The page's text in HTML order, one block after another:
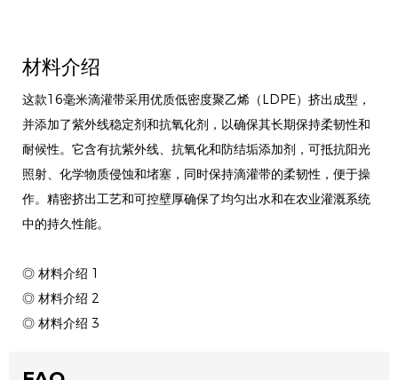
材料介绍
这款16毫米滴灌带采用优质低密度聚乙烯（LDPE）挤出成型，
并添加了紫外线稳定剂和抗氧化剂，以确保其长期保持柔韧性和
耐候性。它含有抗紫外线、抗氧化和防结垢添加剂，可抵抗阳光
照射、化学物质侵蚀和堵塞，同时保持滴灌带的柔韧性，便于操
作。精密挤出工艺和可控壁厚确保了均匀出水和在农业灌溉系统
中的持久性能。
◎ 材料介绍 1
◎ 材料介绍 2
◎ 材料介绍 3